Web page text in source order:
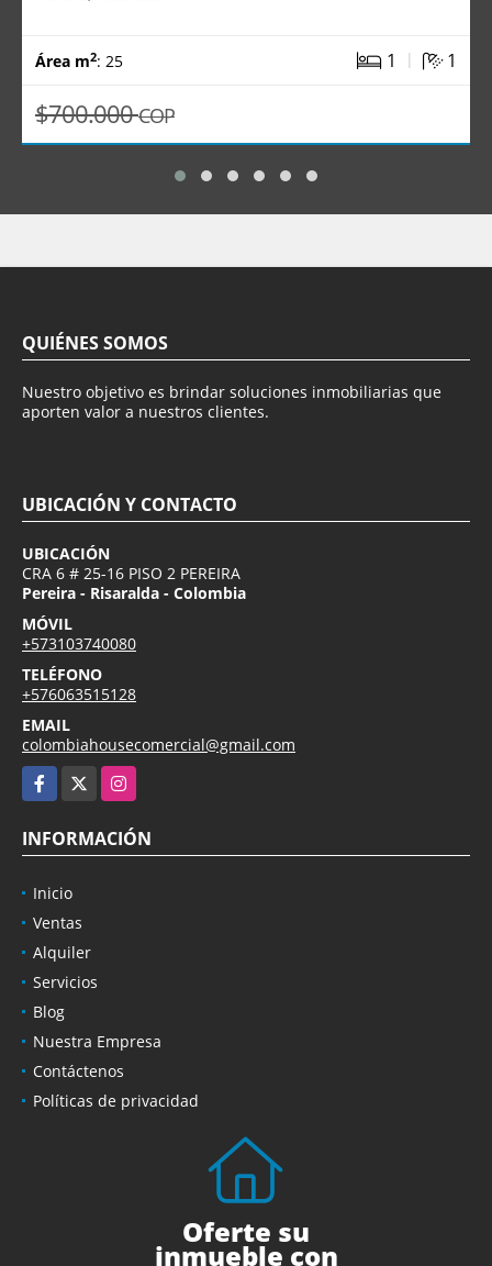
Área m2: 25 1 | 1
$700.000COP
QUIÉNES SOMOS
Nuestro objetivo es brindar soluciones inmobiliarias que
aporten valor a nuestros clientes.
UBICACIÓN Y CONTACTO
UBICACIÓN
CRA 6 # 25-16 PISO 2 PEREIRA
Pereira - Risaralda - Colombia
MÓVIL
+573103740080
TELÉFONO
+576063515128
EMAIL
colombiahousecomercial@gmail.com
Facebook
Instagram
INFORMACIÓN
Inicio
Ventas
Alquiler
Servicios
Blog
Nuestra Empresa
Contáctenos
Políticas de privacidad
Oferte su
inmueble con